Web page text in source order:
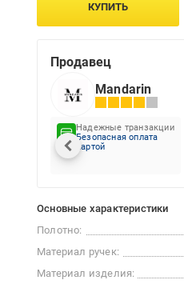
КУПИТЬ
Продавец
Mandarin
Надежные транзакции
Безопасная оплата
картой
Основные характеристики
Полотно:
Материал ручек:
Материал изделия: